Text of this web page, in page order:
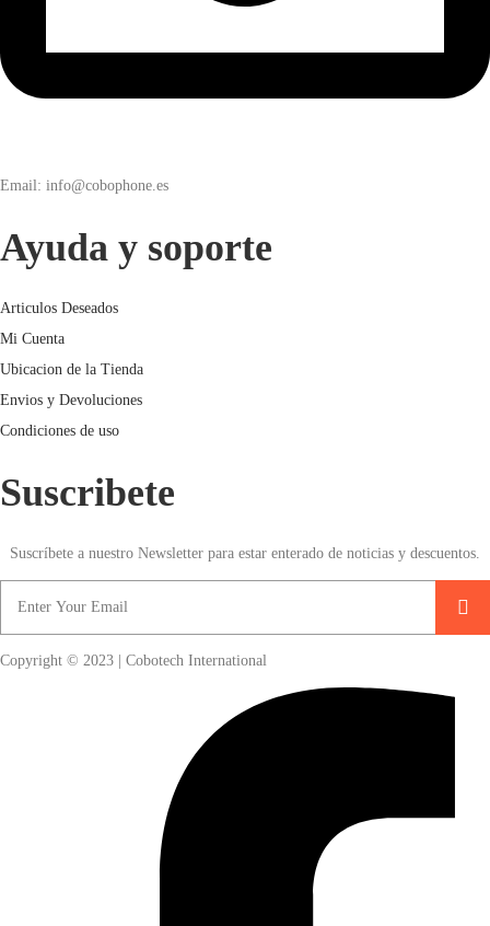
Email: info@cobophone.es
Ayuda y soporte
Articulos Deseados
Mi Cuenta
Ubicacion de la Tienda
Envios y Devoluciones
Condiciones de uso
Suscribete
Suscríbete a nuestro Newsletter para estar enterado de noticias y descuentos.
Copyright © 2023 | Cobotech International